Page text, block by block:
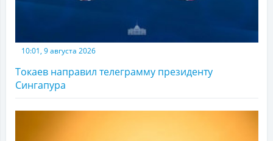
10:01, 9 августа 2026
Токаев направил телеграмму президенту
Сингапура